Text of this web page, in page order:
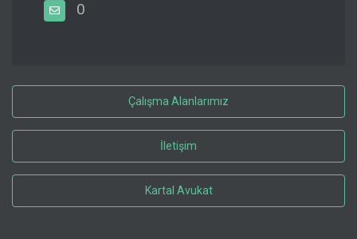
0
Çalışma Alanlarımız
İletişim
Kartal Avukat